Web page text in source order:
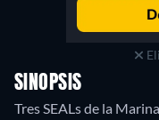
SINOPSIS
Tres SEALs de la